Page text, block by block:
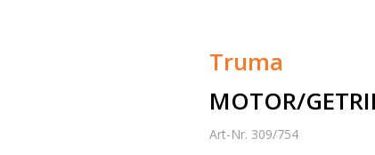
Truma
MOTOR/
Art-Nr. 309/754